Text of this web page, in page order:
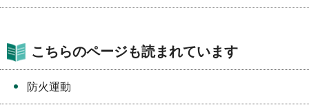
こちらのページも読まれています
防火運動